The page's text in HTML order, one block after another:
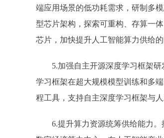
端应用场景的低功耗需求，研制多
型芯片架构，探索可重构、存算一
芯片，加快提升人工智能算力供给的
5.加强自主开源深度学习框架研
学习框架在超大规模模型训练和多
程工具，支持自主深度学习框架与
6.提升算力资源统筹供给能力。